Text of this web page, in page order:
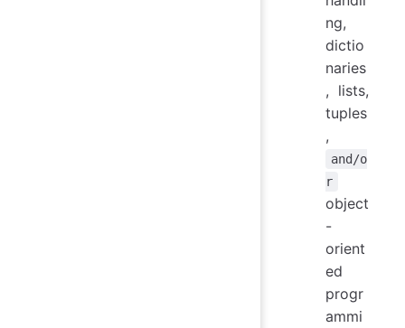
ng,
dictio
naries
, lists,
tuples
,
and/o
r
object
-
orient
ed
progr
ammi